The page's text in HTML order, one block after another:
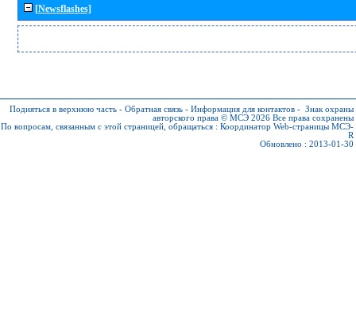
[Newsflashes]
Подняться в верхнюю часть - Обратная связь - Информация для контактов - Знак охраны
авторского права © МСЭ 2026 Все права сохранены
По вопросам, связанным с этой страницей, обращаться : Координатор Web-страницы МСЭ-
R
Обновлено : 2013-01-30